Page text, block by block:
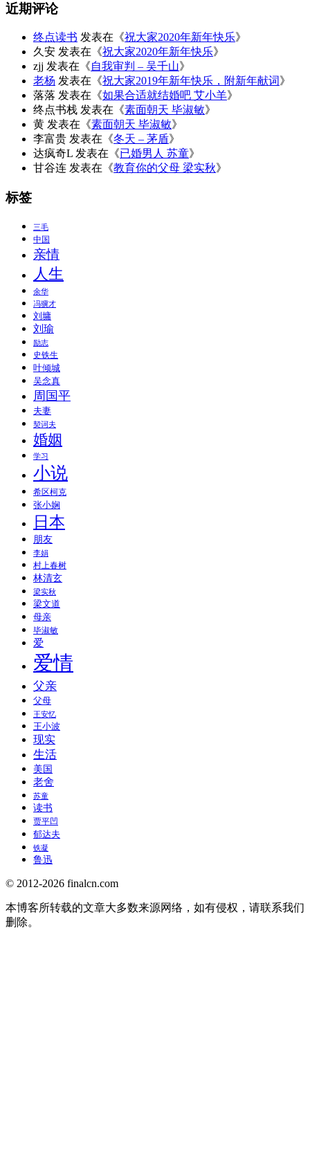
近期评论
终点读书 发表在《祝大家2020年新年快乐》
久安 发表在《祝大家2020年新年快乐》
zjj 发表在《自我审判 – 吴千山》
老杨 发表在《祝大家2019年新年快乐，附新年献词》
落落 发表在《如果合适就结婚吧 艾小羊》
终点书栈 发表在《素面朝天 毕淑敏》
黄 发表在《素面朝天 毕淑敏》
李富贵 发表在《冬天 – 茅盾》
达疯奇L 发表在《已婚男人 苏童》
甘谷连 发表在《教育你的父母 梁实秋》
标签
三毛
中国
亲情
人生
余华
冯骥才
刘墉
刘瑜
励志
史铁生
叶倾城
吴念真
周国平
夫妻
契诃夫
婚姻
学习
小说
希区柯克
张小娴
日本
朋友
李娟
村上春树
林清玄
梁实秋
梁文道
母亲
毕淑敏
爱
爱情
父亲
父母
王安忆
王小波
现实
生活
美国
老舍
苏童
读书
贾平凹
郁达夫
铁凝
鲁迅
© 2012-2026 finalcn.com
本博客所转载的文章大多数来源网络，如有侵权，请联系我们
删除。